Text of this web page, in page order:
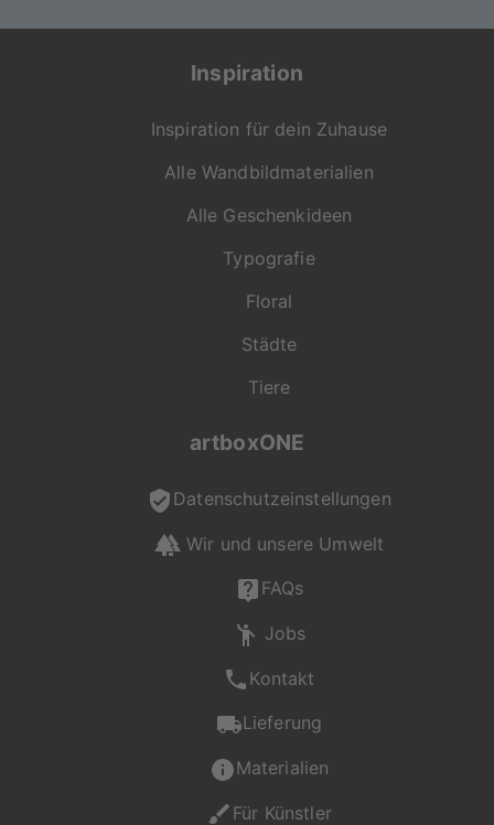
Inspiration
Inspiration für dein Zuhause
Alle Wandbildmaterialien
Alle Geschenkideen
Typografie
Floral
Städte
Tiere
artboxONE
Datenschutzeinstellungen
Wir und unsere Umwelt
FAQs
Jobs
Kontakt
Lieferung
Materialien
Für Künstler